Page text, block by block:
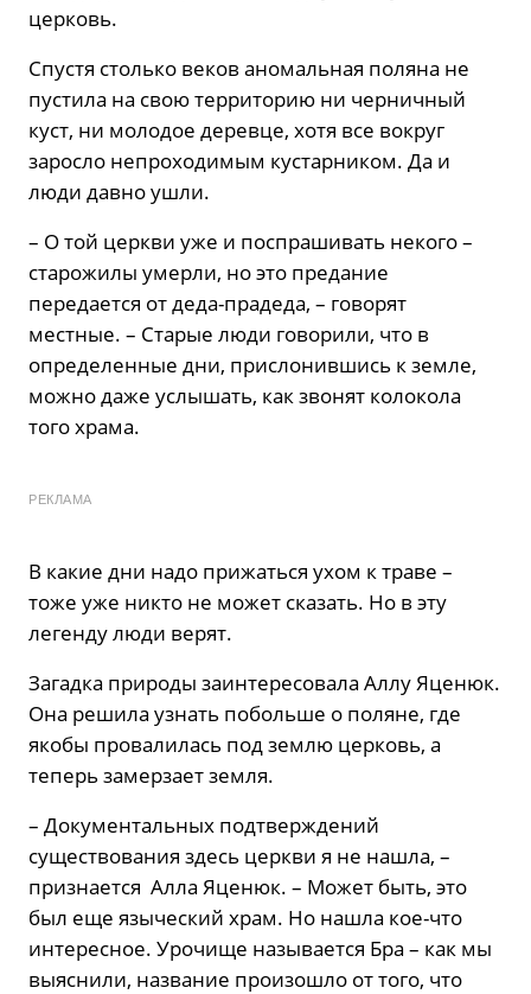
церковь.
Спустя столько веков аномальная поляна не
пустила на свою территорию ни черничный
куст, ни молодое деревце, хотя все вокруг
заросло непроходимым кустарником. Да и
люди давно ушли.
– О той церкви уже и поспрашивать некого –
старожилы умерли, но это предание
передается от деда-прадеда, – говорят
местные. – Старые люди говорили, что в
определенные дни, прислонившись к земле,
можно даже услышать, как звонят колокола
того храма.
РЕКЛАМА
В какие дни надо прижаться ухом к траве –
тоже уже никто не может сказать. Но в эту
легенду люди верят.
Загадка природы заинтересовала Аллу Яценюк.
Она решила узнать побольше о поляне, где
якобы провалилась под землю церковь, а
теперь замерзает земля.
– Документальных подтверждений
существования здесь церкви я не нашла, –
признается Алла Яценюк. – Может быть, это
был еще языческий храм. Но нашла кое-что
интересное. Урочище называется Бра – как мы
выяснили, название произошло от того, что